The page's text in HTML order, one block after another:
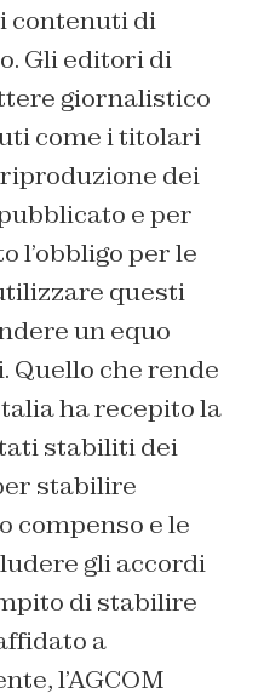
contenuti di
Gli editori di
giornalistico
come i titolari
dei
e per
l’obbligo per le
questi
un equo
Quello che rende
ha recepito la
stabiliti dei
stabilire
compenso e le
gli accordi
di stabilire
a
l’AGCOM